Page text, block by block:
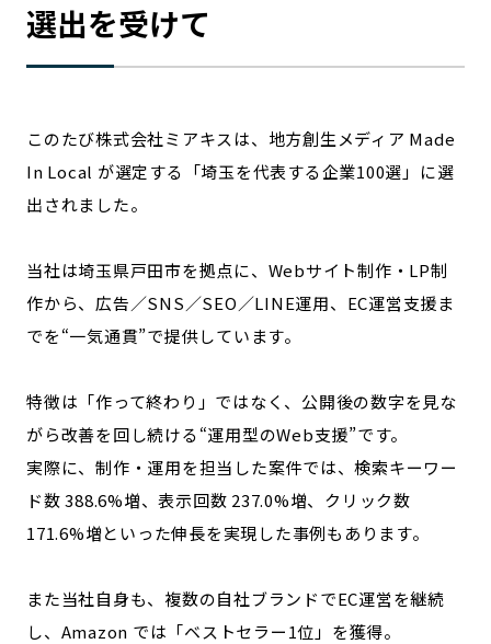
選出を受けて
このたび株式会社ミアキスは、地方創生メディア Made
In Local が選定する「埼玉を代表する企業100選」に選
出されました。
当社は埼玉県戸田市を拠点に、Webサイト制作・LP制
作から、広告／SNS／SEO／LINE運用、EC運営支援ま
でを“一気通貫”で提供しています。
特徴は「作って終わり」ではなく、公開後の数字を見な
がら改善を回し続ける“運用型のWeb支援”です。
実際に、制作・運用を担当した案件では、検索キーワー
ド数 388.6%増、表示回数 237.0%増、クリック数
171.6%増といった伸長を実現した事例もあります。
また当社自身も、複数の自社ブランドでEC運営を継続
し、Amazon では「ベストセラー1位」を獲得。